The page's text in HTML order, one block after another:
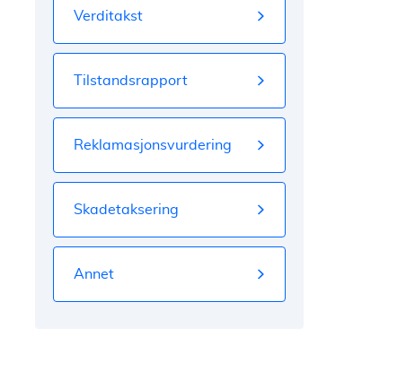
Verditakst
Tilstandsrapport
Reklamasjonsvurdering
Skadetaksering
Annet